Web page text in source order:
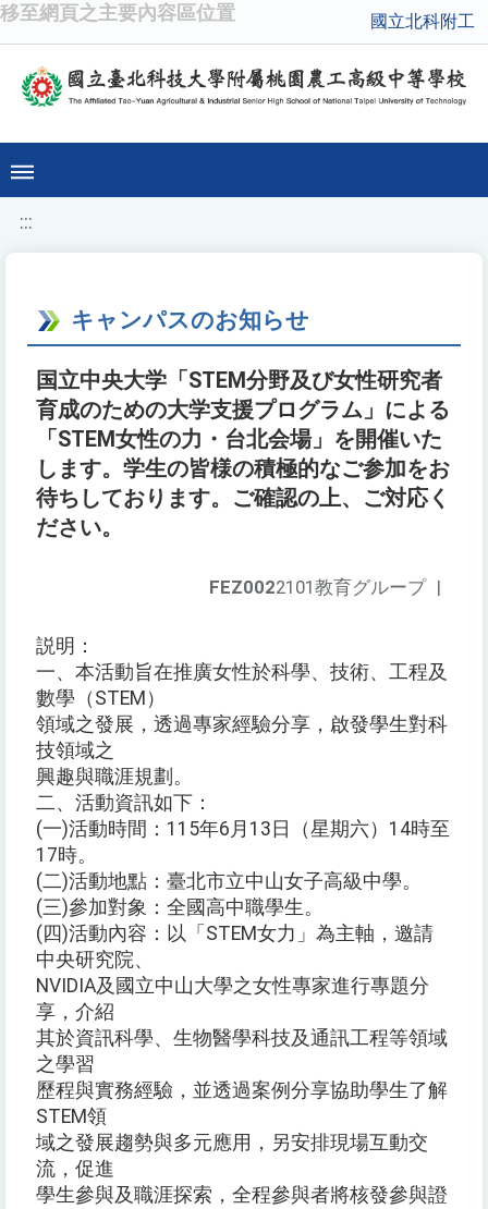
移至網頁之主要內容區位置 國立北科附工
:::
キャンパスのお知らせ
国立中央大学「STEM分野及び女性研究者
育成のための大学支援プログラム」による
「STEM女性の力・台北会場」を開催いた
します。学生の皆様の積極的なご参加をお
待ちしております。ご確認の上、ご対応く
ださい。
FEZ0022101教育グループ |
説明：
一、本活動旨在推廣女性於科學、技術、工程及
數學（STEM）
領域之發展，透過專家經驗分享，啟發學生對科
技領域之
興趣與職涯規劃。
二、活動資訊如下：
(一)活動時間：115年6月13日（星期六）14時至
17時。
(二)活動地點：臺北市立中山女子高級中學。
(三)參加對象：全國高中職學生。
(四)活動內容：以「STEM女力」為主軸，邀請
中央研究院、
NVIDIA及國立中山大學之女性專家進行專題分
享，介紹
其於資訊科學、生物醫學科技及通訊工程等領域
之學習
歷程與實務經驗，並透過案例分享協助學生了解
STEM領
域之發展趨勢與多元應用，另安排現場互動交
流，促進
學生參與及職涯探索，全程參與者將核發參與證